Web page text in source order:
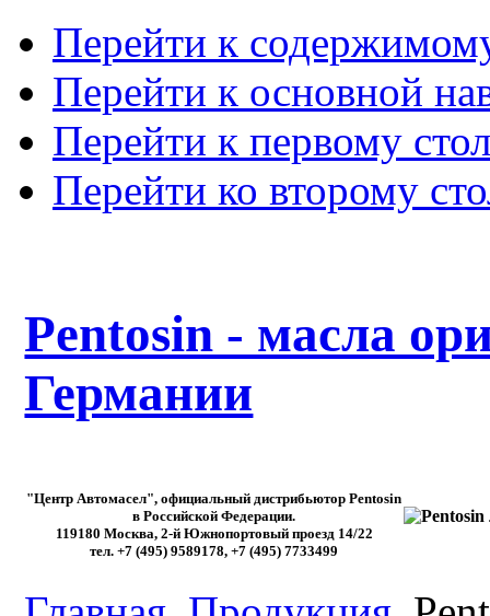
Перейти к
Перейти к основной
Перейти к первому
Перейти ко второму
Pentosin - масла
Германии
"Центр Автомасел", официальный дистрибьютор Pentosin
в Российской Федерации.
119180 Москва, 2-й Южнопортовый проезд 14/22
тел. +7 (495) 9589178, +7 (495) 7733499